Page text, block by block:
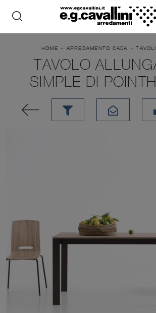
HOME - ARREDAMENTO CASA -TAVOLI
TAVOLO
SIMPLE DI